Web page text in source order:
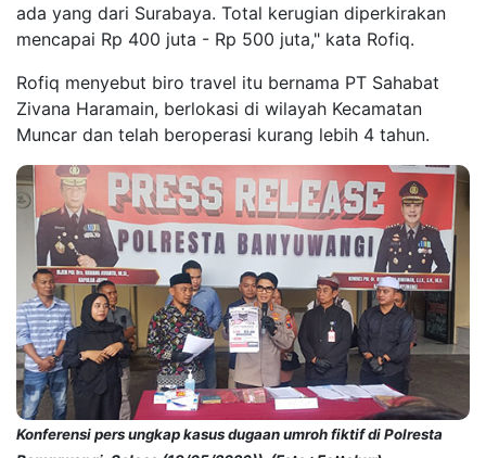
ada yang dari Surabaya. Total kerugian diperkirakan
mencapai Rp 400 juta - Rp 500 juta," kata Rofiq.
Rofiq menyebut biro travel itu bernama PT Sahabat
Zivana Haramain, berlokasi di wilayah Kecamatan
Muncar dan telah beroperasi kurang lebih 4 tahun.
Konferensi pers ungkap kasus dugaan umroh fiktif di Polresta